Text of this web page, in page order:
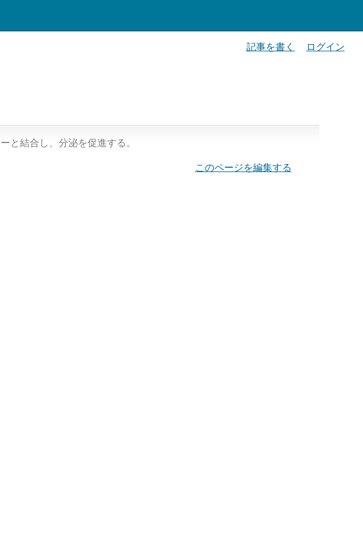
と結合し、分泌を促進する。
このページを編集する
記事を書く ログイン